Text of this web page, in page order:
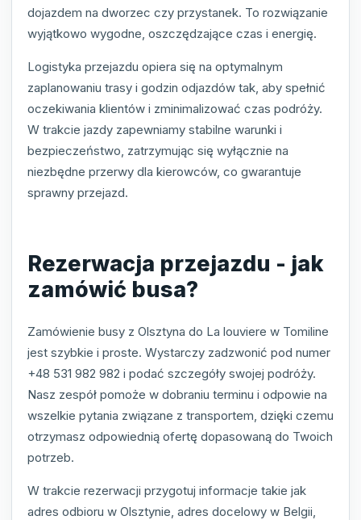
dojazdem na dworzec czy przystanek. To rozwiązanie
wyjątkowo wygodne, oszczędzające czas i energię.
Logistyka przejazdu opiera się na optymalnym
zaplanowaniu trasy i godzin odjazdów tak, aby spełnić
oczekiwania klientów i zminimalizować czas podróży.
W trakcie jazdy zapewniamy stabilne warunki i
bezpieczeństwo, zatrzymując się wyłącznie na
niezbędne przerwy dla kierowców, co gwarantuje
sprawny przejazd.
Rezerwacja przejazdu - jak
zamówić busa?
Zamówienie busy z Olsztyna do La louviere w Tomiline
jest szybkie i proste. Wystarczy zadzwonić pod numer
+48 531 982 982 i podać szczegóły swojej podróży.
Nasz zespół pomoże w dobraniu terminu i odpowie na
wszelkie pytania związane z transportem, dzięki czemu
otrzymasz odpowiednią ofertę dopasowaną do Twoich
potrzeb.
W trakcie rezerwacji przygotuj informacje takie jak
adres odbioru w Olsztynie, adres docelowy w Belgii,